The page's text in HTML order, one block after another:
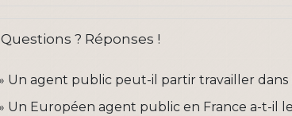
Questions ? Réponses !
Un agent public peut-il partir travailler dans
Un Européen agent public en France a-t-il